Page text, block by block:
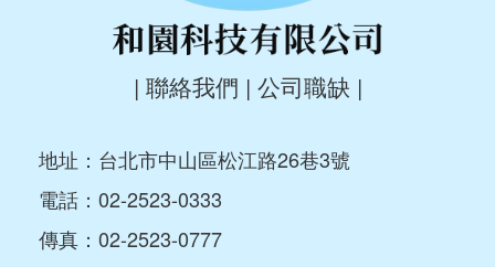
| 聯絡我們 | 公司職缺 |
地址：台北市中山區松江路26巷3號
電話： 02-2523-0333
傳真：02-2523-0777